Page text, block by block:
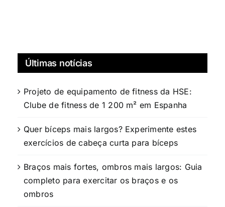
Últimas notícias
Projeto de equipamento de fitness da HSE:
Clube de fitness de 1 200 m² em Espanha
Quer bíceps mais largos? Experimente estes
exercícios de cabeça curta para bíceps
Braços mais fortes, ombros mais largos: Guia
completo para exercitar os braços e os
ombros